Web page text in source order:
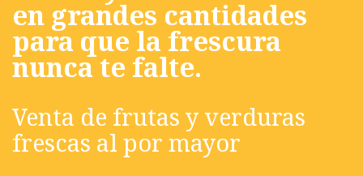
en grandes cantidades
para que la frescura
nunca te falte.
Venta de frutas y verduras
frescas al por mayor​